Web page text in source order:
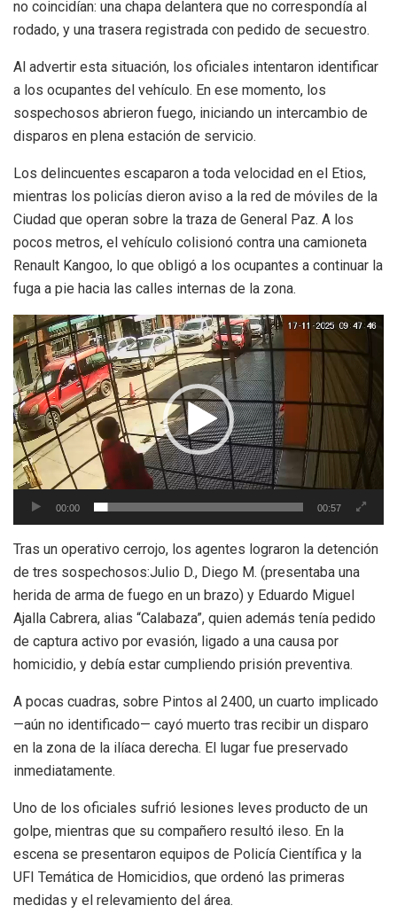
no coincidían: una chapa delantera que no correspondía al
rodado, y una trasera registrada con pedido de secuestro.
Al advertir esta situación, los oficiales intentaron identificar
a los ocupantes del vehículo. En ese momento, los
sospechosos abrieron fuego, iniciando un intercambio de
disparos en plena estación de servicio.
Los delincuentes escaparon a toda velocidad en el Etios,
mientras los policías dieron aviso a la red de móviles de la
Ciudad que operan sobre la traza de General Paz. A los
pocos metros, el vehículo colisionó contra una camioneta
Renault Kangoo, lo que obligó a los ocupantes a continuar la
fuga a pie hacia las calles internas de la zona.
Reproductor
de
video
00:00 00:57
Tras un operativo cerrojo, los agentes lograron la detención
de tres sospechosos:Julio D., Diego M. (presentaba una
herida de arma de fuego en un brazo) y Eduardo Miguel
Ajalla Cabrera, alias “Calabaza”, quien además tenía pedido
de captura activo por evasión, ligado a una causa por
homicidio, y debía estar cumpliendo prisión preventiva.
A pocas cuadras, sobre Pintos al 2400, un cuarto implicado
—aún no identificado— cayó muerto tras recibir un disparo
en la zona de la ilíaca derecha. El lugar fue preservado
inmediatamente.
Uno de los oficiales sufrió lesiones leves producto de un
golpe, mientras que su compañero resultó ileso. En la
escena se presentaron equipos de Policía Científica y la
UFI Temática de Homicidios, que ordenó las primeras
medidas y el relevamiento del área.